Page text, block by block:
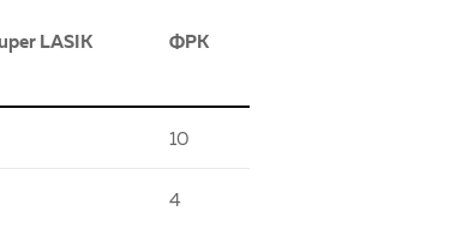
LASIK ФРK
10
4